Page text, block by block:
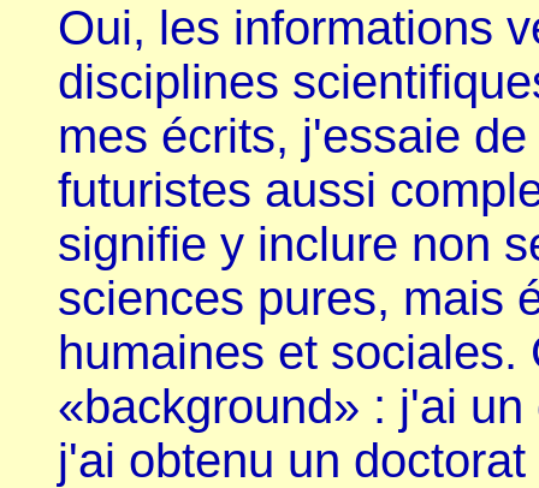
Oui, les informations
disciplines
mes écrits, j'essaie
futuristes aussi
signifie y inclure non
sciences pures, mais
humaines et
«background» : j'ai
j'ai obtenu un